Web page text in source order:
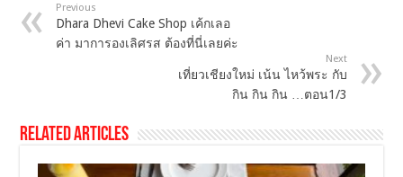
Previous
Dhara Dhevi Cake Shop เค้กเลอ
ค่า มาการองเลิศรส ต้องที่นี่เลยค่ะ
Next
เที่ยวเชียงใหม่ เน้น ไหว้พระ กับ
กิน กิน กิน …ตอน1/3
Related Articles